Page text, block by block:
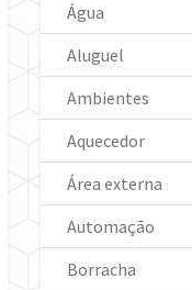
Água
Aluguel
Ambientes
Aquecedor
Área externa
Automação
Borracha